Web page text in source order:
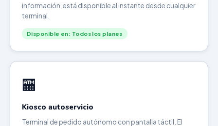
información, está disponible al instante desde cualquier
terminal.
Disponible en: Todos los planes
🏧
Kiosco autoservicio
Terminal de pedido autónomo con pantalla táctil. El